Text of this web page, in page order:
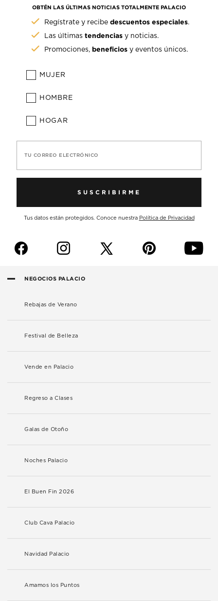
OBTÉN LAS ÚLTIMAS NOTICIAS TOTALMENTE PALACIO
Regístrate y recibedescuentos especiales.
Las últimastendencias y noticias.
Promociones, beneficios y eventos únicos.
MUJER
HOMBRE
HOGAR
TU CORREO ELECTRÓNICO
SUSCRIBIRME
Tus datos están protegidos. Conoce nuestra Política de Privacidad
f i p y
NEGOCIOS PALACIO
Rebajas de Verano
Festival de Belleza
Vende en Palacio
Regreso a Clases
Galas de Otoño
Noches Palacio
El Buen Fin 2026
Club Cava Palacio
Navidad Palacio
Amamos los Puntos